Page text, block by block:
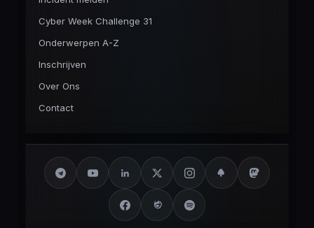
Cyber Week Challenge 31
Onderwerpen A-Z
Inschrijven
Over Ons
Contact